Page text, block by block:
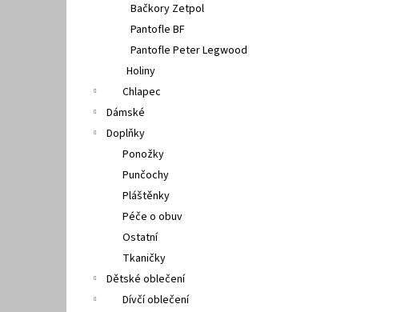
Bačkory Zetpol
Pantofle BF
Pantofle Peter Legwood
Holiny
Chlapec
Dámské
Doplňky
Ponožky
Punčochy
Pláštěnky
Péče o obuv
Ostatní
Tkaničky
Dětské oblečení
Dívčí oblečení